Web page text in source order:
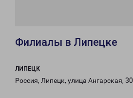
Филиалы в Липецке
ЛИПЕЦК
Россия, Липецк, улица Ангарская, 30